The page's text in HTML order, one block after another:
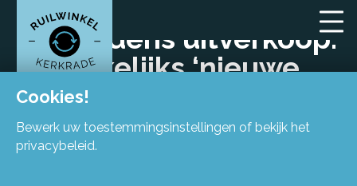
Ook tijdens uitverkoop:
wekelijks ‘nieuwe
kleding’ in de winkel!
Cookies!
Bewerk uw toestemmingsinstellingen of bekijk het
privacybeleid.